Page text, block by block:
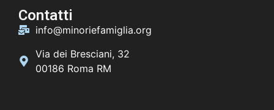
Contatti
info@minoriefamiglia.org
Via dei Bresciani, 32
00186 Roma RM